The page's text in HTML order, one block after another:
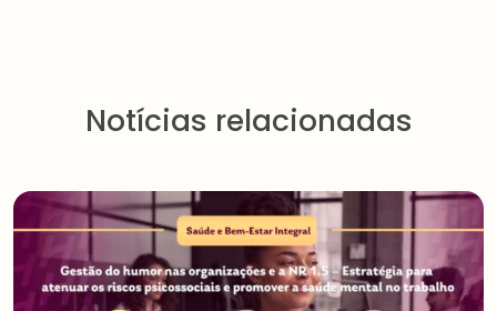
Notícias relacionadas